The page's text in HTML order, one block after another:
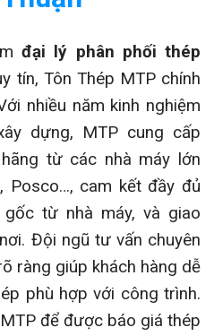
đại lý phân phối thép
tín, Tôn Thép MTP chính
nhiều năm kinh nghiệm
dựng, MTP cung cấp
từ các nhà máy lớn
Posco…, cam kết đầy đủ
gốc từ nhà máy, và giao
Đội ngũ tư vấn chuyên
ràng giúp khách hàng dễ
phù hợp với công trình.
để được báo giá thép